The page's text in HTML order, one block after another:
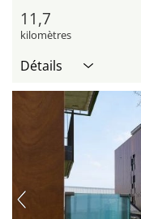
11,7
kilomètres
Détails